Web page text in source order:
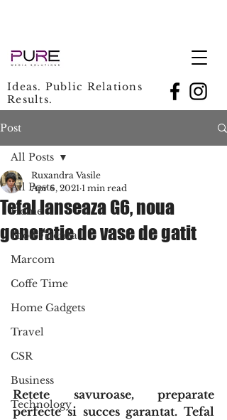
Ideas. Public Relations
Results.
Post
All Posts
Home
Food Frienza
Marcom
Coffe Time
Home Gadgets
Travel
CSR
Business
Technology
All Posts
Tefal lanseaza G6, noua
generatie de vase de gatit
Ruxandra Vasile
Apr 6, 2021 1 min read
Retete savuroase, preparate
perfecte si succes garantat. Tefal